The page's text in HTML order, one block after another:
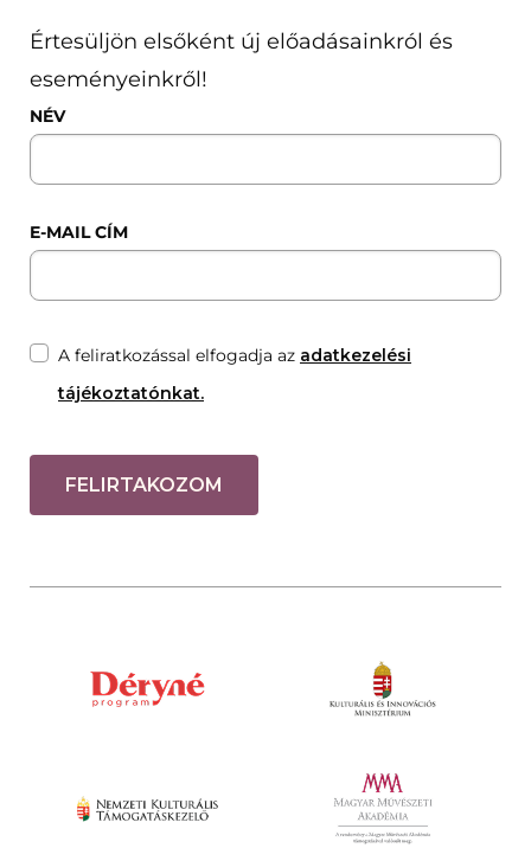
Értesüljön elsőként új előadásainkról és
eseményeinkről!
NÉV
E-MAIL CÍM
A feliratkozással elfogadja az adatkezelési
tájékoztatónkat.
FELIRTAKOZOM